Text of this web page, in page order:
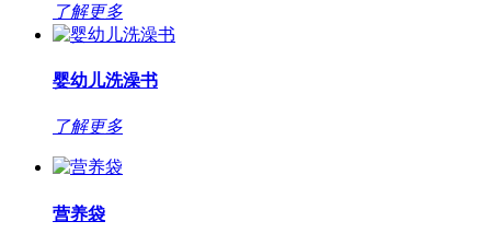
了解更多
婴幼儿洗澡书
了解更多
营养袋